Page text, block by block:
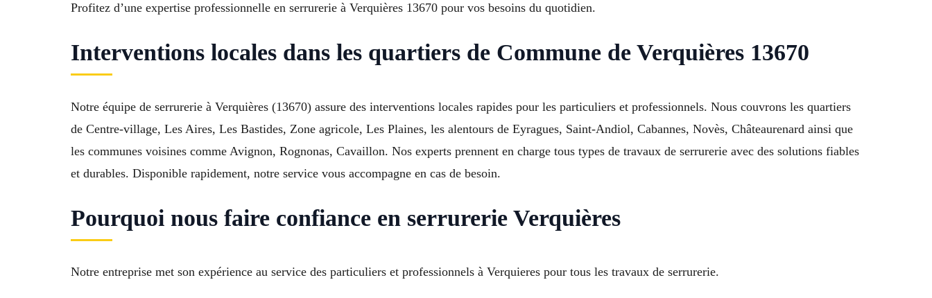
Profitez d’une expertise professionnelle en serrurerie à Verquières 13670 pour vos besoins du quotidien.
Interventions locales dans les quartiers de Commune de Verquières 13670
Notre équipe de serrurerie à Verquières (13670) assure des interventions locales rapides pour les particuliers et professionnels. Nous couvrons les quartiers
de Centre-village, Les Aires, Les Bastides, Zone agricole, Les Plaines, les alentours de Eyragues, Saint-Andiol, Cabannes, Novès, Châteaurenard ainsi que
les communes voisines comme Avignon, Rognonas, Cavaillon. Nos experts prennent en charge tous types de travaux de serrurerie avec des solutions fiables
et durables. Disponible rapidement, notre service vous accompagne en cas de besoin.
Pourquoi nous faire confiance en serrurerie Verquières
Notre entreprise met son expérience au service des particuliers et professionnels à Verquieres pour tous les travaux de serrurerie.